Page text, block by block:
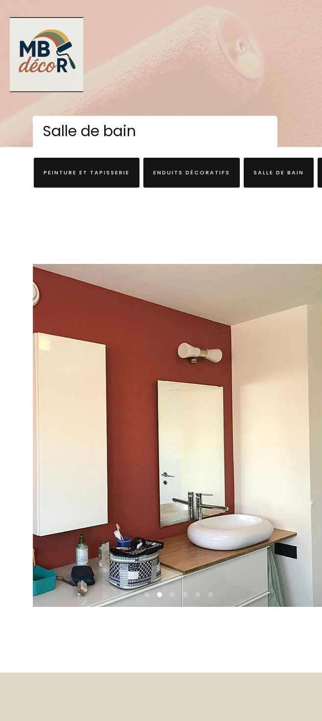
Salle de bain
PEINTURE ET TAPISSERIE ENDUITS DÉCORATIFS SALLE DE BAIN